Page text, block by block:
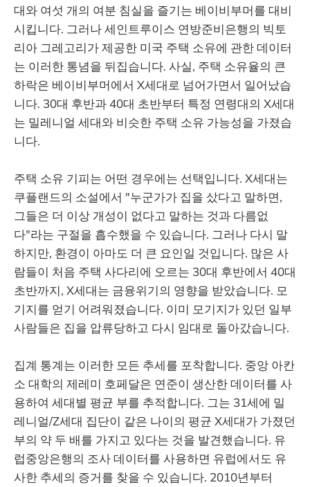
대와 여섯 개의 여분 침실을 즐기는 베이비부머를 대비
시킵니다. 그러나 세인트루이스 연방준비은행의 빅토
리아 그레고리가 제공한 미국 주택 소유에 관한 데이터
는 이러한 통념을 뒤집습니다. 사실, 주택 소유율의 큰
하락은 베이비부머에서 X세대로 넘어가면서 일어났습
니다. 30대 후반과 40대 초반부터 특정 연령대의 X세대
는 밀레니얼 세대와 비슷한 주택 소유 가능성을 가졌습
니다.
주택 소유 기피는 어떤 경우에는 선택입니다. X세대는
쿠플랜드의 소설에서 "누군가가 집을 샀다고 말하면,
그들은 더 이상 개성이 없다고 말하는 것과 다름없
다"라는 구절을 흡수했을 수 있습니다. 그러나 다시 말
하지만, 환경이 아마도 더 큰 요인일 것입니다. 많은 사
람들이 처음 주택 사다리에 오르는 30대 후반에서 40대
초반까지, X세대는 금융위기의 영향을 받았습니다. 모
기지를 얻기 어려워졌습니다. 이미 모기지가 있던 일부
사람들은 집을 압류당하고 다시 임대로 돌아갔습니다.
집계 통계는 이러한 모든 추세를 포착합니다. 중앙 아칸
소 대학의 제레미 호페달은 연준이 생산한 데이터를 사
용하여 세대별 평균 부를 추적합니다. 그는 31세에 밀
레니얼/Z세대 집단이 같은 나이의 평균 X세대가 가졌던
부의 약 두 배를 가지고 있다는 것을 발견했습니다. 유
럽중앙은행의 조사 데이터를 사용하면 유럽에서도 유
사한 추세의 증거를 찾을 수 있습니다. 2010년부터